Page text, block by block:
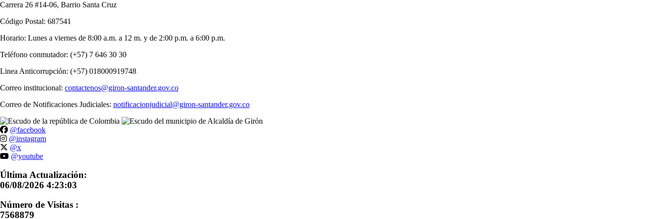
Carrera 26 #14-06, Barrio Santa Cruz
Código Postal: 687541
Horario: Lunes a viernes de 8:00 a.m. a 12 m. y de 2:00 p.m. a 6:00 p.m.
Teléfono conmutador: (+57) 7 646 30 30
Linea Anticorrupción: (+57) 018000919748
Correo institucional: contactenos@giron-santander.gov.co
Correo de Notificaciones Judiciales: notificacionjudicial@giron-santander.gov.co
@facebook
@instagram
@x
@youtube
Última Actualización:
06/08/2026 4:23:03
Número de Visitas :
7568879